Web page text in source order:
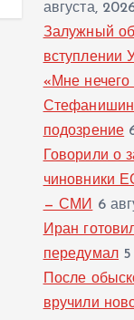
августа,
Залужный
вступлении
«Мне нечего
подозрение
Говорили о
чиновники
— СМИ 6
Иран
передумал
После
вручили